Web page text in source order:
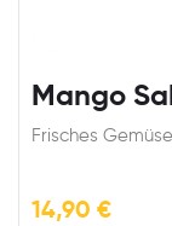
Mango
Frisches
14,90 €